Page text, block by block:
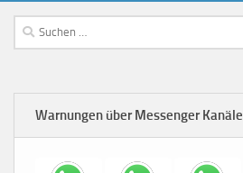
Suchen
nach:
Warnungen über Messenger Kanäle